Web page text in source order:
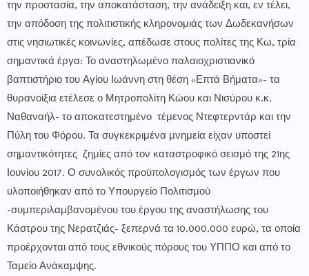
την προστασία, την αποκατάσταση, την ανάδειξη και, εν τέλει,
την απόδοση της πολιτιστικής κληρονομιάς των Δωδεκανήσων
στις νησιωτικές κοινωνίες, απέδωσε στους πολίτες της Κω, τρία
σημαντικά έργα: Το αναστηλωμένο παλαιοχριστιανικό
βαπτιστήριο του Αγίου Ιωάννη στη θέση «Επτά Βήματα»- τα
θυρανοίξια ετέλεσε ο Μητροπολίτη Κώου και Νισύρου κ.κ.
Ναθαναήλ- το αποκατεστημένο τέμενος Ντεφτερντάρ και την
Πύλη του Φόρου. Τα συγκεκριμένα μνημεία είχαν υποστεί
σημαντικότητες ζημίες από τον καταστροφικό σεισμό της 21ης
Ιουνίου 2017. Ο συνολικός προϋπολογισμός των έργων που
υλοποιήθηκαν από το Υπουργείο Πολιτισμού
-συμπεριλαμβανομένου του έργου της αναστήλωσης του
Κάστρου της Νερατζιάς- ξεπερνά τα 10.000.000 ευρώ, τα οποία
προέρχονται από τους εθνικούς πόρους του ΥΠΠΟ και από το
Ταμείο Ανάκαμψης.